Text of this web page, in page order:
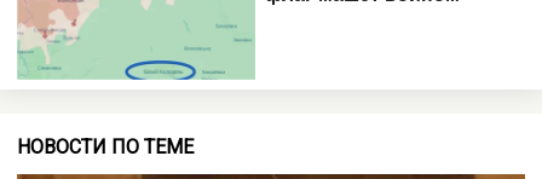
НОВОСТИ ПО ТЕМЕ